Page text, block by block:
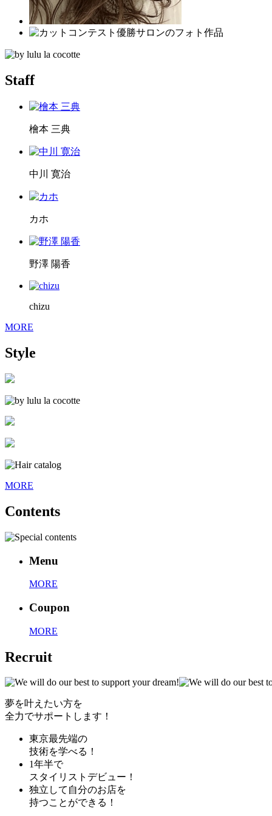
Staff
檜本 三典
中川 寛治
カホ
野澤 陽香
chizu
MORE
Style
MORE
Contents
Menu
MORE
Coupon
MORE
Recruit
夢を叶えたい方を
全力でサポートします！
東京最先端の
技術を学べる！
1年半で
スタイリストデビュー！
独立して自分のお店を
持つことができる！